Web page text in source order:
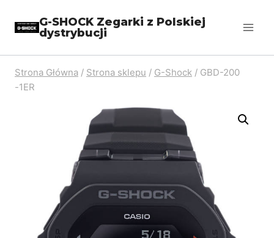
G-SHOCK Zegarki z Polskiej
dystrybucji
Strona Główna / Strona sklepu / G-Shock / GBD-200
-1ER